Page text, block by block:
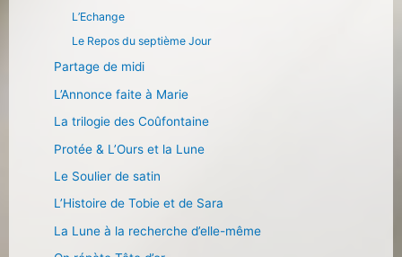
L’Echange
Le Repos du septième Jour
Partage de midi
L’Annonce faite à Marie
La trilogie des Coûfontaine
Protée & L’Ours et la Lune
Le Soulier de satin
L’Histoire de Tobie et de Sara
La Lune à la recherche d’elle-même